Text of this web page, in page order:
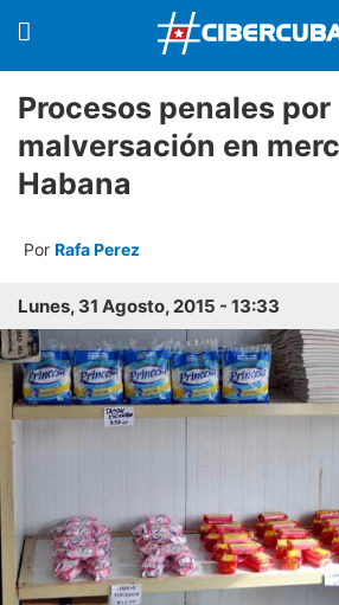
Procesos penales por
malversación en
Habana
Por Rafa Perez
Lunes, 31 Agosto, 2015 - 13:33